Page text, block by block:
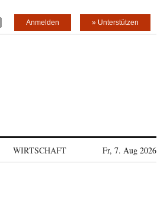
» Unterstützen
Anmelden
WIRTSCHAFT Fr, 7. Aug 2026